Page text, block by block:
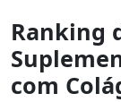
Ranking
com